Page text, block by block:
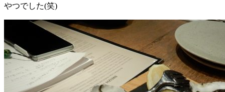
やつでした(笑)